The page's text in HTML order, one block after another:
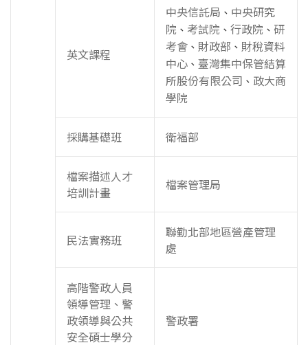
英文課程
中央信託局 、 中央研究
院 、 考試院 、 行政院 、 研
考會 、 財政部 、 財稅資料
中心 、 臺灣集中保管結算
所股份有限公司 、 政大商
學院
採購基礎班 衛福部
檔案描述人才
培訓計畫
檔案管理局
民法實務班
聯勤北部地區營產管理
處
高階警政人員
領導管理、警
政領導與公共
安全碩士學分
警政署